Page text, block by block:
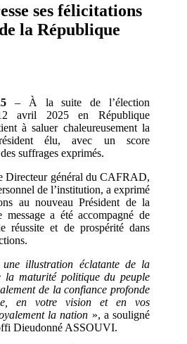
ses félicitations
la République
– À la suite de l’élection
avril 2025 en République
à saluer chaleureusement la
élu, avec un score
suffrages exprimés.
Directeur général du CAFRAD,
de l’institution, a exprimé
au nouveau Président de la
message a été accompagné de
réussite et de prospérité dans
une illustration éclatante de la
la maturité politique du peuple
de la confiance profonde
en votre vision et en vos
la nation », a souligné
Dieudonné ASSOUVI.